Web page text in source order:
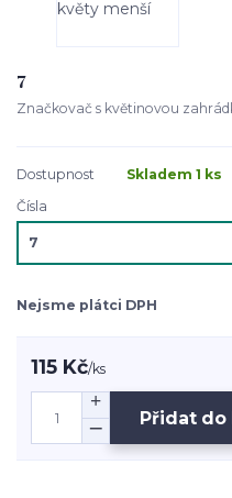
7
Značkovač s květinovou
Dostupnost
Skladem 1 ks
Čísla
Nejsme plátci DPH
115 Kč/ks
Přidat do